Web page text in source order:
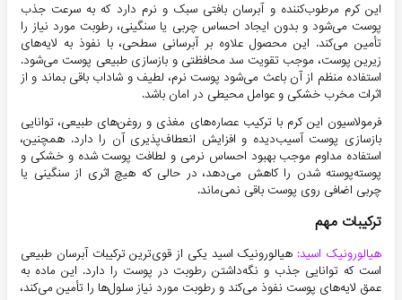
این کرم مرطوب‌کننده و آبرسان بافتی سبک و نرم دارد که به سرعت جذب
پوست می‌شود و بدون ایجاد احساس چربی یا سنگینی، رطوبت مورد نیاز را
تأمین می‌کند. این محصول علاوه بر آبرسانی سطحی، با نفوذ به لایه‌های
زیرین پوست، موجب تقویت سد محافظتی و بازسازی طبیعی پوست می‌شود.
استفاده منظم از آن باعث می‌شود پوست نرم، لطیف و شاداب باقی بماند و از
اثرات مخرب خشکی و عوامل محیطی در امان باشد.
فرمولاسیون این کرم با ترکیب عصاره‌های مغذی و روغن‌های طبیعی، توانایی
بازسازی پوست آسیب‌دیده و افزایش انعطاف‌پذیری آن را دارد. همچنین،
استفاده مداوم موجب بهبود احساس نرمی و لطافت پوست شده و خشکی و
پوسته‌پوسته شدن را کاهش می‌دهد، در حالی که هیچ اثری از سنگینی یا
چربی اضافی روی پوست باقی نمی‌ماند.
ترکیبات مهم
هیالورونیک اسید: هیالورونیک اسید یکی از قوی‌ترین ترکیبات آبرسان طبیعی
است که توانایی جذب و نگه‌داشتن رطوبت در پوست را دارد. این ماده به
عمق لایه‌های پوست نفوذ می‌کند و رطوبت مورد نیاز سلول‌ها را تأمین می‌کند،